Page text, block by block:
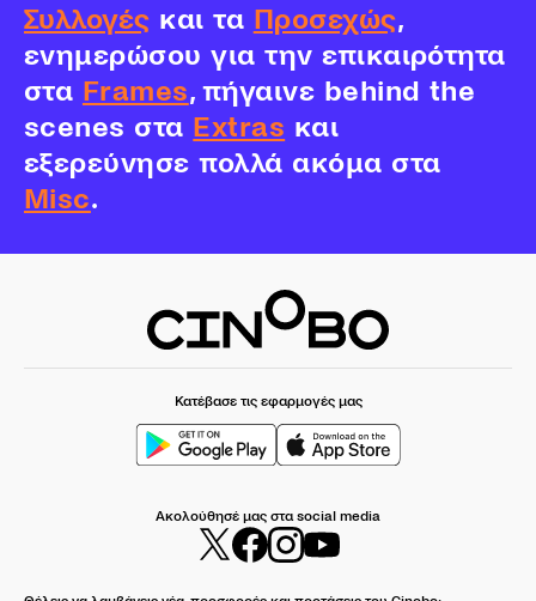
Συλλογές και τα Προσεχώς,
ενημερώσου για την επικαιρότητα
στα Frames, πήγαινε behind the
scenes στα Extras και
εξερεύνησε πολλά ακόμα στα
Misc.
Κατέβασε τις εφαρμογές μας
Ακολούθησέ μας στα social media